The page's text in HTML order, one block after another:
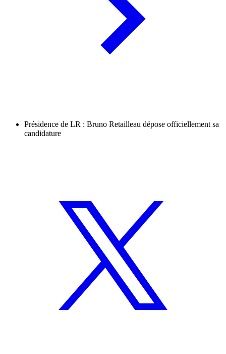
Présidence de LR : Bruno Retailleau dépose officiellement sa
candidature